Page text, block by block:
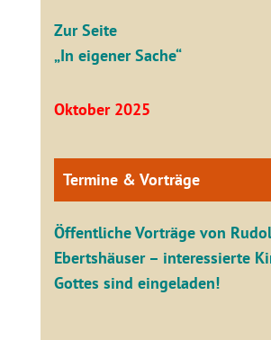
Zur Seite
„In eigener Sache“
Oktober 2025
Termine & Vorträge
Öffentliche Vorträge von
Ebertshäuser – interessierte
Gottes sind eingeladen!